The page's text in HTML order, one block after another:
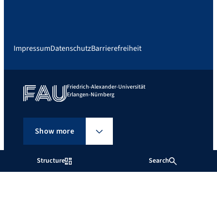
Structure Search
ImpressumDatenschutzBarrierefreiheit
Friedrich-Alexander-Universität
Erlangen-Nürnberg
Show more